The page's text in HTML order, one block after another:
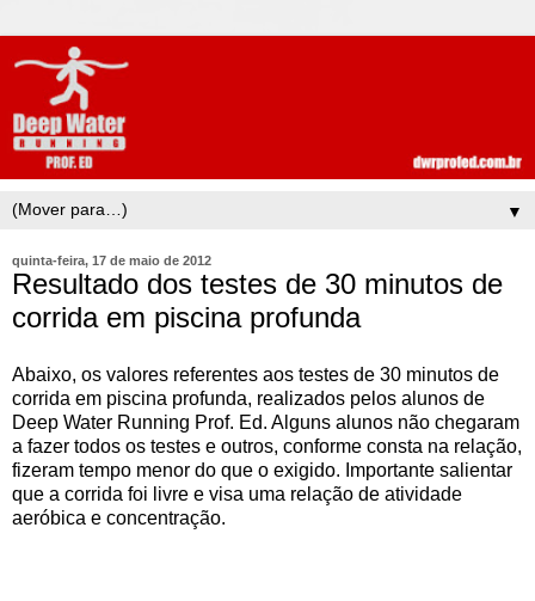
▼
quinta-feira, 17 de maio de 2012
Resultado dos testes de 30 minutos de
corrida em piscina profunda
Abaixo, os valores referentes aos testes de 30 minutos de
corrida em piscina profunda, realizados pelos alunos de
Deep Water Running Prof. Ed. Alguns alunos não chegaram
a fazer todos os testes e outros, conforme consta na relação,
fizeram tempo menor do que o exigido. Importante salientar
que a corrida foi livre e visa uma relação de atividade
aeróbica e concentração.